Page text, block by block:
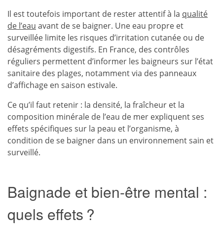
Il est toutefois important de rester attentif à la qualité
de l’eau avant de se baigner. Une eau propre et
surveillée limite les risques d’irritation cutanée ou de
désagréments digestifs. En France, des contrôles
réguliers permettent d’informer les baigneurs sur l’état
sanitaire des plages, notamment via des panneaux
d’affichage en saison estivale.
Ce qu’il faut retenir : la densité, la fraîcheur et la
composition minérale de l’eau de mer expliquent ses
effets spécifiques sur la peau et l’organisme, à
condition de se baigner dans un environnement sain et
surveillé.
Baignade et bien-être mental :
quels effets ?